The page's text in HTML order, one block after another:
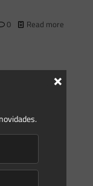
0 Read more
(Lei 12.651
e
[…]
0 Read more
×